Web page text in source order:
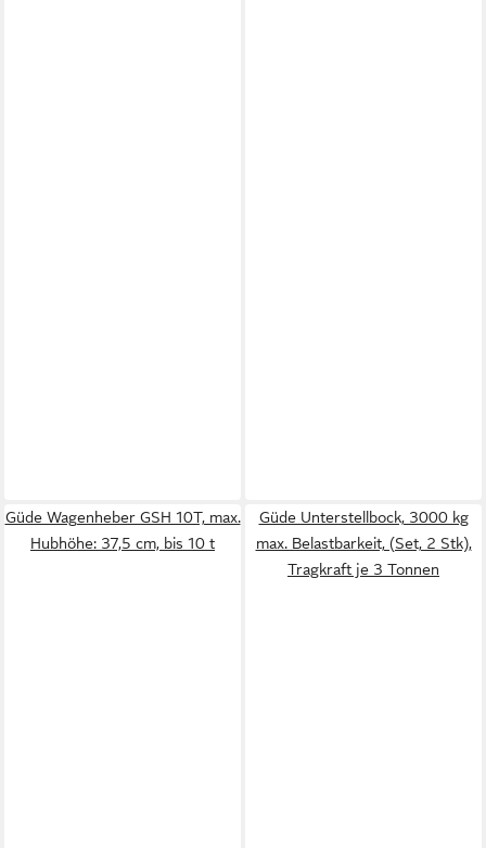
Güde Wagenheber GSH 10T, max.
Hubhöhe: 37,5 cm, bis 10 t
Güde Unterstellbock, 3000 kg
max. Belastbarkeit, (Set, 2 Stk),
Tragkraft je 3 Tonnen